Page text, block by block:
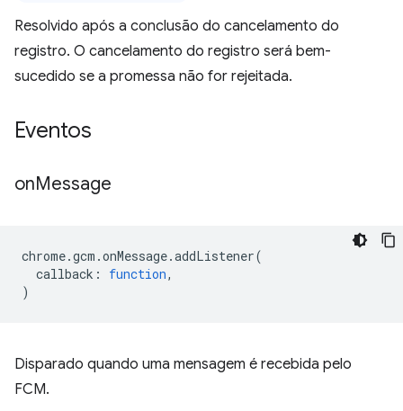
Resolvido após a conclusão do cancelamento do
registro. O cancelamento do registro será bem-
sucedido se a promessa não for rejeitada.
Eventos
onMessage
chrome.gcm .onMessage.addListener(
callback : function,
)
Disparado quando uma mensagem é recebida pelo
FCM.